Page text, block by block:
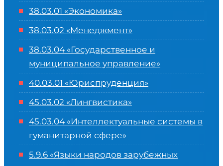
38.03.01 «Экономика»
38.03.02 «Менеджмент»
38.03.04 «Государственное и
муниципальное управление»
40.03.01 «Юриспруденция»
45.03.02 «Лингвистика»
45.03.04 «Интеллектуальные системы в
гуманитарной сфере»
5.9.6 «Языки народов зарубежных